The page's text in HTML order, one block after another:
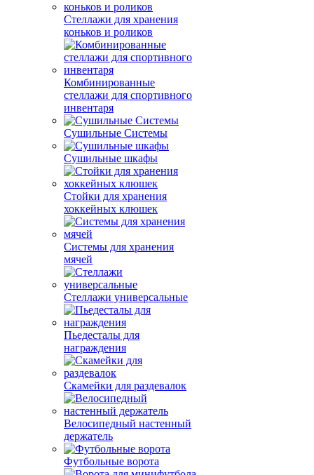
Стеллажи для хранения
коньков и роликов
Комбинированные
стеллажи для спортивного
инвентаря
Сушильные Системы
Сушильные шкафы
Стойки для хранения
хоккейных клюшек
Системы для хранения
мячей
Стеллажи универсальные
Пьедесталы для
награждения
Скамейки для раздевалок
Велосипедный настенный
держатель
Футбольные ворота